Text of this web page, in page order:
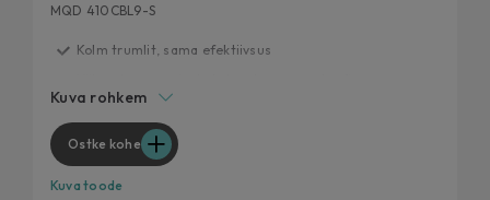
MQD 410CBL9-S
Kolm trumlit, sama efektiivsus
Tipptasemel pesutulemus lühema ajaga
Täiuslik stabiilsus, sosinvaikne pesu
Kuva rohkem
Ostke kohe
Kuva toode